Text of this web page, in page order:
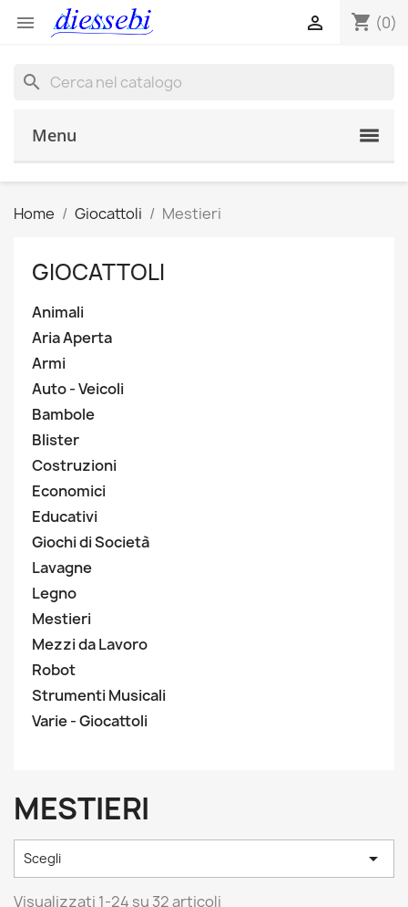
 shopping_cart (0)

search
Menu
Home Giocattoli Mestieri
GIOCATTOLI
Animali
Aria Aperta
Armi
Auto - Veicoli
Bambole
Blister
Costruzioni
Economici
Educativi
Giochi di Società
Lavagne
Legno
Mestieri
Mezzi da Lavoro
Robot
Strumenti Musicali
Varie - Giocattoli
MESTIERI
Scegli 
Visualizzati 1-24 su 32 articoli